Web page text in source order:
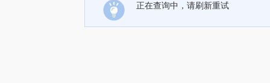
正在查询中，请刷新重试